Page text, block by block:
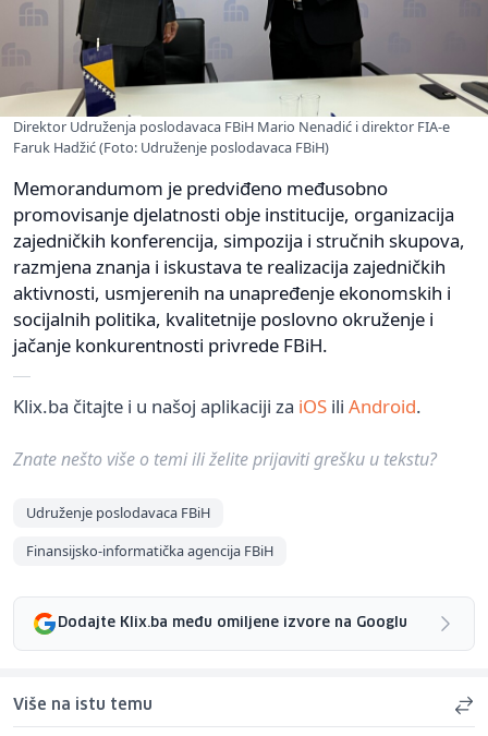
Direktor Udruženja poslodavaca FBiH Mario Nenadić i direktor FIA-e
Faruk Hadžić (Foto: Udruženje poslodavaca FBiH)
Memorandumom je predviđeno međusobno
promovisanje djelatnosti obje institucije, organizacija
zajedničkih konferencija, simpozija i stručnih skupova,
razmjena znanja i iskustava te realizacija zajedničkih
aktivnosti, usmjerenih na unapređenje ekonomskih i
socijalnih politika, kvalitetnije poslovno okruženje i
jačanje konkurentnosti privrede FBiH.
Klix.ba čitajte i u našoj aplikaciji za iOS ili Android.
Znate nešto više o temi ili želite prijaviti grešku u tekstu?
Udruženje poslodavaca FBiH
Finansijsko-informatička agencija FBiH
Dodajte Klix.ba među omiljene izvore na Googlu
Više na istu temu